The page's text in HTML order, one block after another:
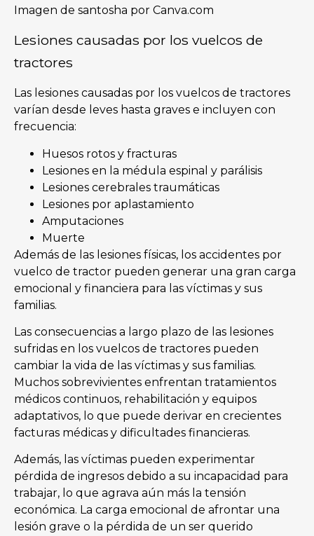
Imagen de santosha por Canva.com
Lesiones causadas por los vuelcos de
tractores
Las lesiones causadas por los vuelcos de tractores
varían desde leves hasta graves e incluyen con
frecuencia:
Huesos rotos y fracturas
Lesiones en la médula espinal y parálisis
Lesiones cerebrales traumáticas
Lesiones por aplastamiento
Amputaciones
Muerte
Además de las lesiones físicas, los accidentes por
vuelco de tractor pueden generar una gran carga
emocional y financiera para las víctimas y sus
familias.
Las consecuencias a largo plazo de las lesiones
sufridas en los vuelcos de tractores pueden
cambiar la vida de las víctimas y sus familias.
Muchos sobrevivientes enfrentan tratamientos
médicos continuos, rehabilitación y equipos
adaptativos, lo que puede derivar en crecientes
facturas médicas y dificultades financieras.
Además, las víctimas pueden experimentar
pérdida de ingresos debido a su incapacidad para
trabajar, lo que agrava aún más la tensión
económica. La carga emocional de afrontar una
lesión grave o la pérdida de un ser querido